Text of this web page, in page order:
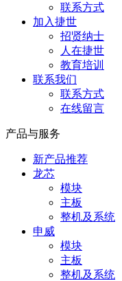
联系方式
加入捷世
招贤纳士
人在捷世
教育培训
联系我们
联系方式
在线留言
产品与服务
新产品推荐
龙芯
模块
主板
整机及系统
申威
模块
主板
整机及系统